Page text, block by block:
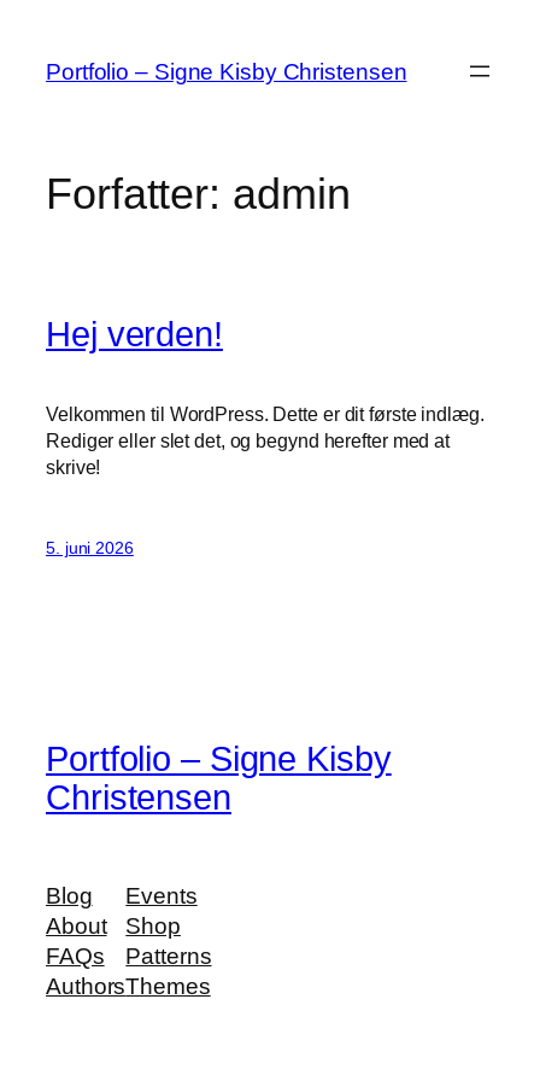
indhold
Portfolio – Signe Kisby Christensen
Forfatter: admin
Hej verden!
Velkommen til WordPress. Dette er dit første indlæg.
Rediger eller slet det, og begynd herefter med at
skrive!
5. juni 2026
Portfolio – Signe Kisby
Christensen
Blog
About
FAQs
Authors
Events
Shop
Patterns
Themes